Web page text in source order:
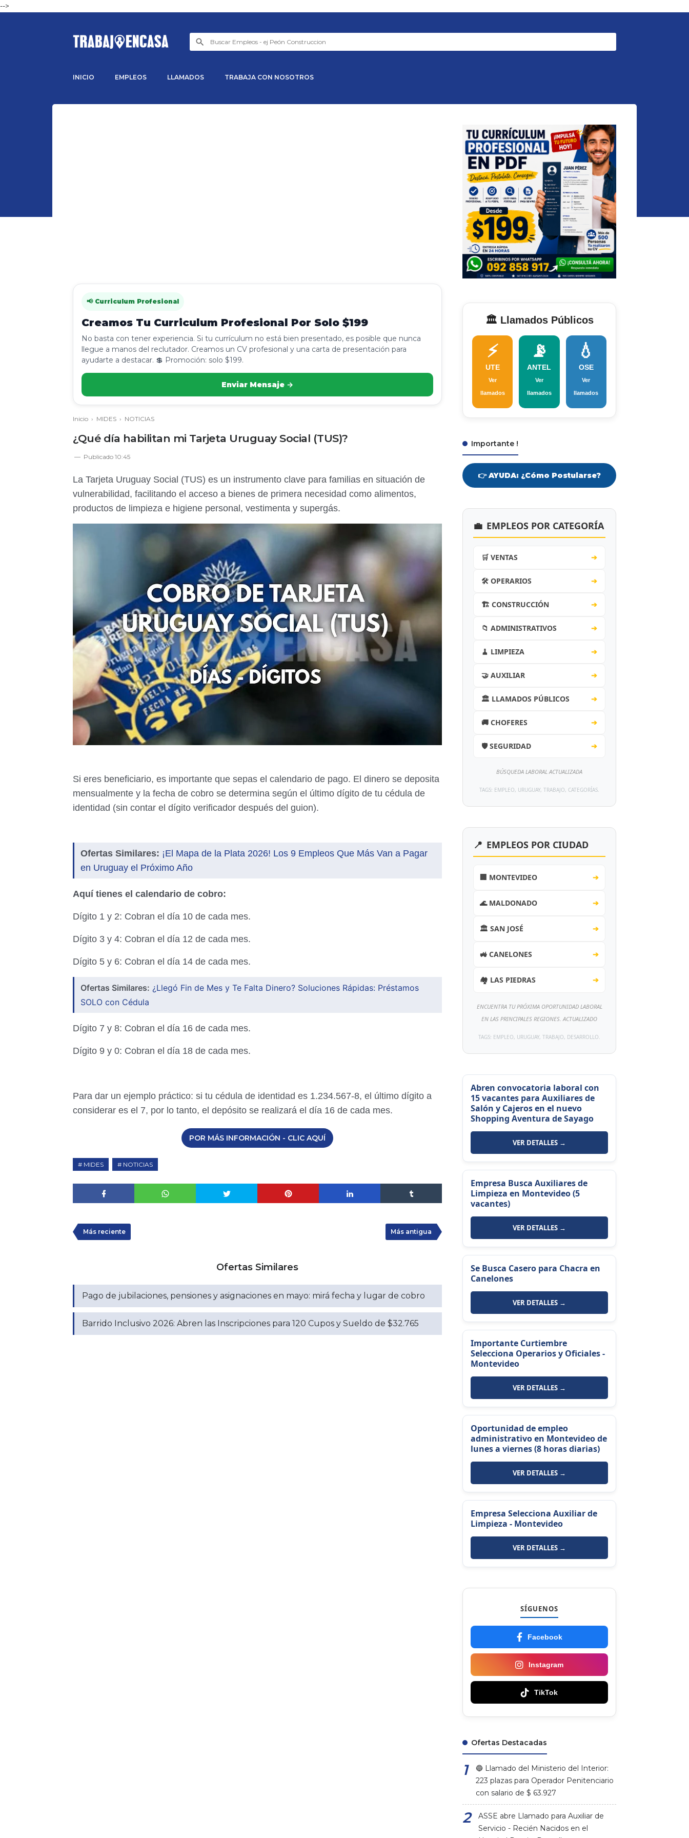
-->
INICIO EMPLEOS LLAMADOS TRABAJA CON NOSOTROS
📢 Curriculum Profesional
Creamos Tu Curriculum Profesional Por Solo $199
No basta con tener experiencia. Si tu currículum no está bien presentado, es posible que nunca
llegue a manos del reclutador. Creamos un CV profesional y una carta de presentación para
ayudarte a destacar. 💲 Promoción: solo $199.
Enviar Mensaje →
Inicio › MIDES › NOTICIAS
¿Qué día habilitan mi Tarjeta Uruguay Social (TUS)?
Publicado 10:45
La Tarjeta Uruguay Social (TUS) es un instrumento clave para familias en situación de
vulnerabilidad, facilitando el acceso a bienes de primera necesidad como alimentos,
productos de limpieza e higiene personal, vestimenta y supergás.
Si eres beneficiario, es importante que sepas el calendario de pago. El dinero se deposita
mensualmente y la fecha de cobro se determina según el último dígito de tu cédula de
identidad (sin contar el dígito verificador después del guion).
Ofertas Similares: ¡El Mapa de la Plata 2026! Los 9 Empleos Que Más Van a Pagar
en Uruguay el Próximo Año
Aquí tienes el calendario de cobro:
Dígito 1 y 2: Cobran el día 10 de cada mes.
Dígito 3 y 4: Cobran el día 12 de cada mes.
Dígito 5 y 6: Cobran el día 14 de cada mes.
Ofertas Similares: ¿Llegó Fin de Mes y Te Falta Dinero? Soluciones Rápidas: Préstamos
SOLO con Cédula
Dígito 7 y 8: Cobran el día 16 de cada mes.
Dígito 9 y 0: Cobran el día 18 de cada mes.
Para dar un ejemplo práctico: si tu cédula de identidad es 1.234.567-8, el último dígito a
considerar es el 7, por lo tanto, el depósito se realizará el día 16 de cada mes.
POR MÁS INFORMACIÓN - CLIC AQUÍ
MIDES NOTICIAS
Más reciente Más antigua
Ofertas Similares
Pago de jubilaciones, pensiones y asignaciones en mayo: mirá fecha y lugar de cobro
Barrido Inclusivo 2026: Abren las Inscripciones para 120 Cupos y Sueldo de $32.765
🏛️ Llamados Públicos
⚡
UTE
Ver
llamados
📡
ANTEL
Ver
llamados
💧
OSE
Ver
llamados
Importante !
👉 AYUDA: ¿Cómo Postularse?
💼 EMPLEOS POR CATEGORÍA
🛒 VENTAS ➔
🛠️ OPERARIOS ➔
🏗️ CONSTRUCCIÓN ➔
📁 ADMINISTRATIVOS ➔
🧹 LIMPIEZA ➔
🤝 AUXILIAR ➔
🏛️ LLAMADOS PÚBLICOS ➔
🚚 CHOFERES ➔
🛡️ SEGURIDAD ➔
BÚSQUEDA LABORAL ACTUALIZADA
TAGS: EMPLEO, URUGUAY, TRABAJO, CATEGORÍAS.
📍 EMPLEOS POR CIUDAD
🏢 MONTEVIDEO ➔
🌊 MALDONADO ➔
🏛️ SAN JOSÉ ➔
🚜 CANELONES ➔
🏘️ LAS PIEDRAS ➔
ENCUENTRA TU PRÓXIMA OPORTUNIDAD LABORAL
EN LAS PRINCIPALES REGIONES. ACTUALIZADO
TAGS: EMPLEO, URUGUAY, TRABAJO, DESARROLLO.
Abren convocatoria laboral con
15 vacantes para Auxiliares de
Salón y Cajeros en el nuevo
Shopping Aventura de Sayago
VER DETALLES →
Empresa Busca Auxiliares de
Limpieza en Montevideo (5
vacantes)
VER DETALLES →
Se Busca Casero para Chacra en
Canelones
VER DETALLES →
Importante Curtiembre
Selecciona Operarios y Oficiales -
Montevideo
VER DETALLES →
Oportunidad de empleo
administrativo en Montevideo de
lunes a viernes (8 horas diarias)
VER DETALLES →
Empresa Selecciona Auxiliar de
Limpieza - Montevideo
VER DETALLES →
SÍGUENOS
Facebook
Instagram
TikTok
Ofertas Destacadas
🔵 Llamado del Ministerio del Interior:
223 plazas para Operador Penitenciario
con salario de $ 63.927
ASSE abre Llamado para Auxiliar de
Servicio - Recién Nacidos en el